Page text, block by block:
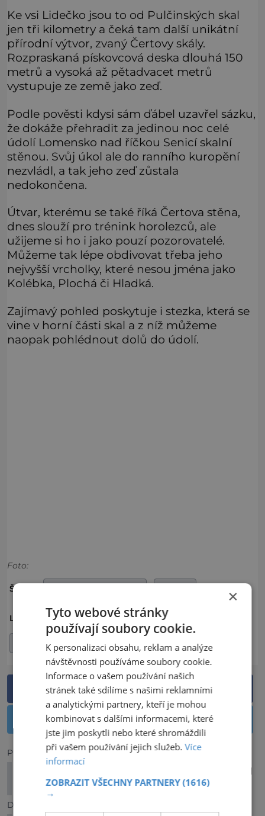
Ke vsi Lidečko jsou to od Pulčinských skal
jen tři kilometry a čeká tam další unikátní
přírodní výtvor, zvaný Čertovy skály.
Rozpraskaná pískovcová deska dlouhá 150
metrů a vysoká až pětadvacet metrů
vystupuje ze země jako zeď.
Podle pověsti kdysi sám ďábel uzavřel sázku,
že dokáže přehradit za jedinou noc celé
údolí Lomensko nad říčkou Senicí skalní
stěnou. Svůj úkol ale do ranního kuropění
nezvládl, a tak jeho zeď zůstala
nedokončena.
Útvar, kterému se také říká Čertova stěna,
dnes slouží pro trénink horolezců, ale
užijeme si ho i jako pouzí pozorovatelé.
Můžeme tak lépe obdivovat třeba jeho
nejvyšší vrcholky, které nesou jména jako
Kolébka, Plochá či Hladká.
Zajímavý pohled poskytuje i stezka, která se
vine v horní části skal a z níž můžeme
naopak pohlédnout dolů do údolí.
Foto:
ŠTÍTKY:
LOKALITA: ČESKO OKRES ZLÍN
ZLÍNSKÝ KRAJ
Sdílet na Facebooku
Sdílet na Twitteru
Předchozí článek
Bismarckova rozhledna: Znovuobjevený výhled
po kraji
Další článek
×
Tyto webové stránky
používají soubory cookie.
K personalizaci obsahu, reklam a analýze
návštěvnosti používáme soubory cookie.
Informace o vašem používání našich
stránek také sdílíme s našimi reklamními
a analytickými partnery, kteří je mohou
kombinovat s dalšími informacemi, které
jste jim poskytli nebo které shromáždili
při vašem používání jejich služeb.Více
informací
ZOBRAZIT VŠECHNY PARTNERY(1616)
→